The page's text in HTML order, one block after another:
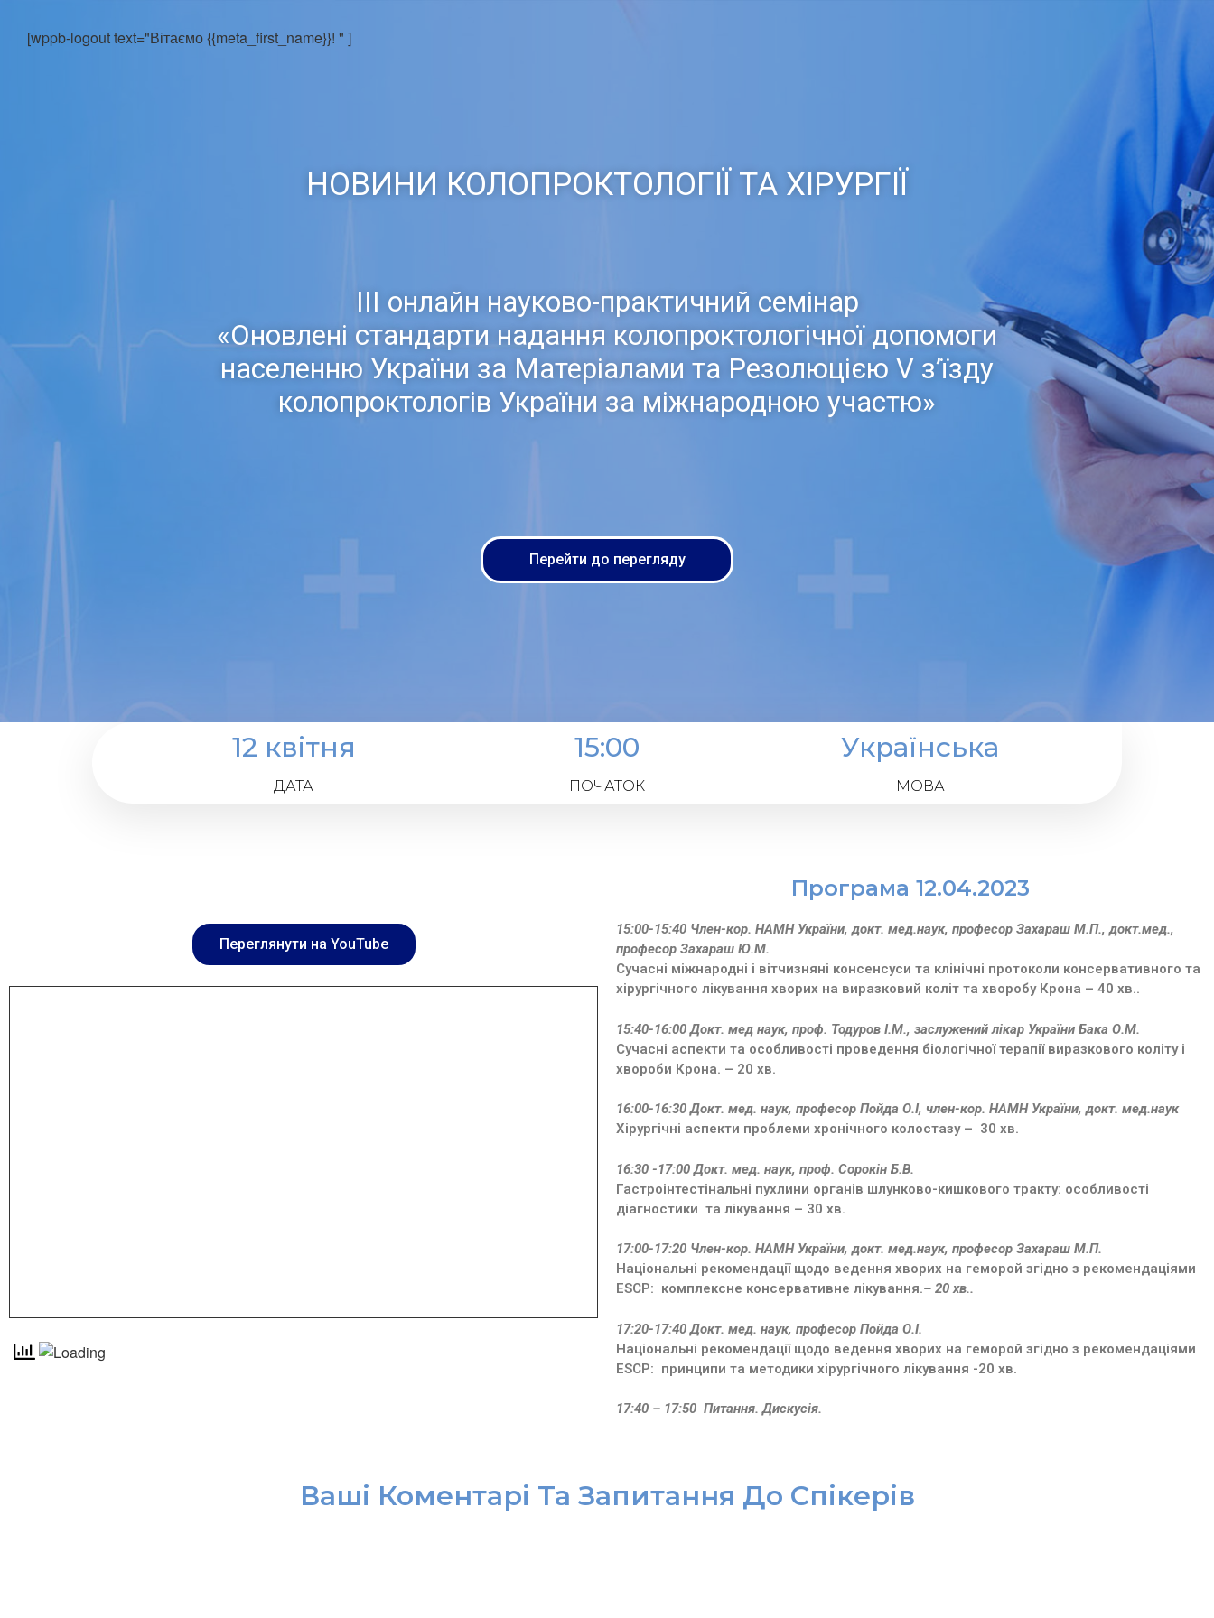
[wppb-logout text="Вітаємо {{meta_first_name}}! " ]
НОВИНИ КОЛОПРОКТОЛОГІЇ ТА ХІРУРГІЇ
ІІІ онлайн науково-практичний семінар
«Оновлені стандарти надання колопроктологічної допомоги
населенню України за Матеріалами та Резолюцією V з’їзду
колопроктологів України за міжнародною участю»
Перейти до перегляду
12 квітня
ДАТА
15:00
ПОЧАТОК
Українська
МОВА
Переглянути на YouTube
Програма 12.04.2023
15:00-15:40 Член-кор. НАМН України, докт. мед.наук, професор Захараш М.П., докт.мед.,
професор Захараш Ю.М.
Сучасні міжнародні і вітчизняні консенсуси та клінічні протоколи консервативного та
хірургічного лікування хворих на виразковий коліт та хворобу Крона – 40 хв..
15:40-16:00 Докт. мед наук, проф. Тодуров І.М., заслужений лікар України Бака О.М.
Сучасні аспекти та особливості проведення біологічної терапії виразкового коліту і
хвороби Крона. – 20 хв.
16:00-16:30 Докт. мед. наук, професор Пойда О.І, член-кор. НАМН України, докт. мед.наук
Хірургічні аспекти проблеми хронічного колостазу – 30 хв.
16:30 -17:00 Докт. мед. наук, проф. Сорокін Б.В.
Гастроінтестінальні пухлини органів шлунково-кишкового тракту: особливості
діагностики та лікування – 30 хв.
17:00-17:20 Член-кор. НАМН України, докт. мед.наук, професор Захараш М.П.
Національні рекомендації щодо ведення хворих на геморой згідно з рекомендаціями
ESCP: комплексне консервативне лікування.– 20 хв..
17:20-17:40 Докт. мед. наук, професор Пойда О.І.
Національні рекомендації щодо ведення хворих на геморой згідно з рекомендаціями
ESCP: принципи та методики хірургічного лікування -20 хв.
17:40 – 17:50 Питання. Дискусія.
Ваші Коментарі Та Запитання До Спікерів